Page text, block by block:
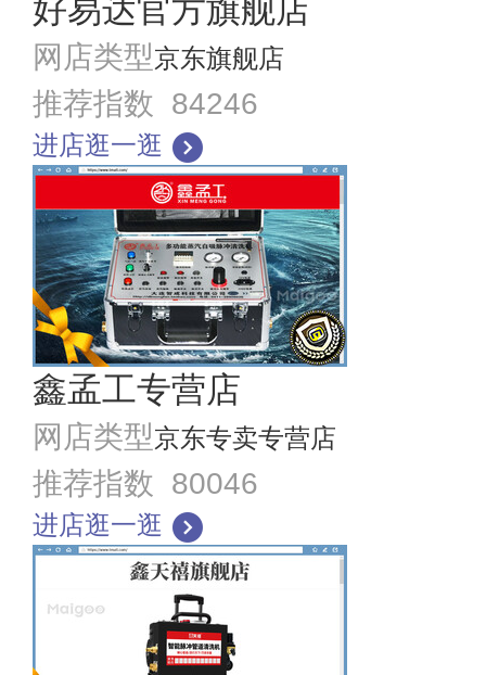
好易达官方旗舰店
网店类型京东旗舰店
推荐指数 84246
进店逛一逛
鑫孟工专营店
网店类型京东专卖专营店
推荐指数 80046
进店逛一逛